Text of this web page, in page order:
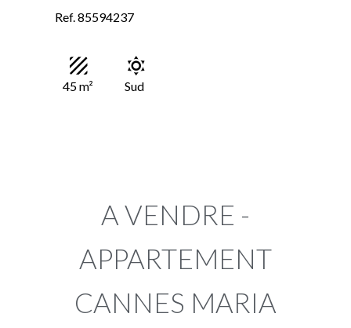
Ref. 85594237
45 m² Sud
A VENDRE -
APPARTEMENT
CANNES MARIA